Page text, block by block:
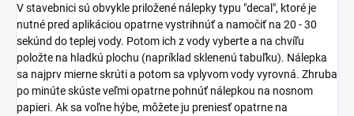
V stavebnici sú obvykle priložené nálepky typu "decal", ktoré je
nutné pred aplikáciou opatrne vystrihnúť a namočiť na 20 - 30
sekúnd do teplej vody. Potom ich z vody vyberte a na chvíľu
položte na hladkú plochu (napríklad sklenenú tabuľku). Nálepka
sa najprv mierne skrúti a potom sa vplyvom vody vyrovná. Zhruba
po minúte skúste veľmi opatrne pohnúť nálepkou na nosnom
papieri. Ak sa voľne hýbe, môžete ju preniesť opatrne na